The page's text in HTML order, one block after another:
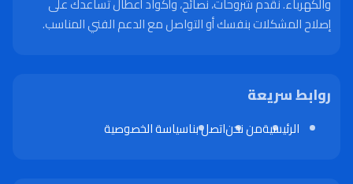
إصلاح المشكلات بنفسك أو التواصل مع الدعم الفني المناسب.
روابط سريعة
الرئيسيةمن نحناتصل بناسياسة الخصوصية